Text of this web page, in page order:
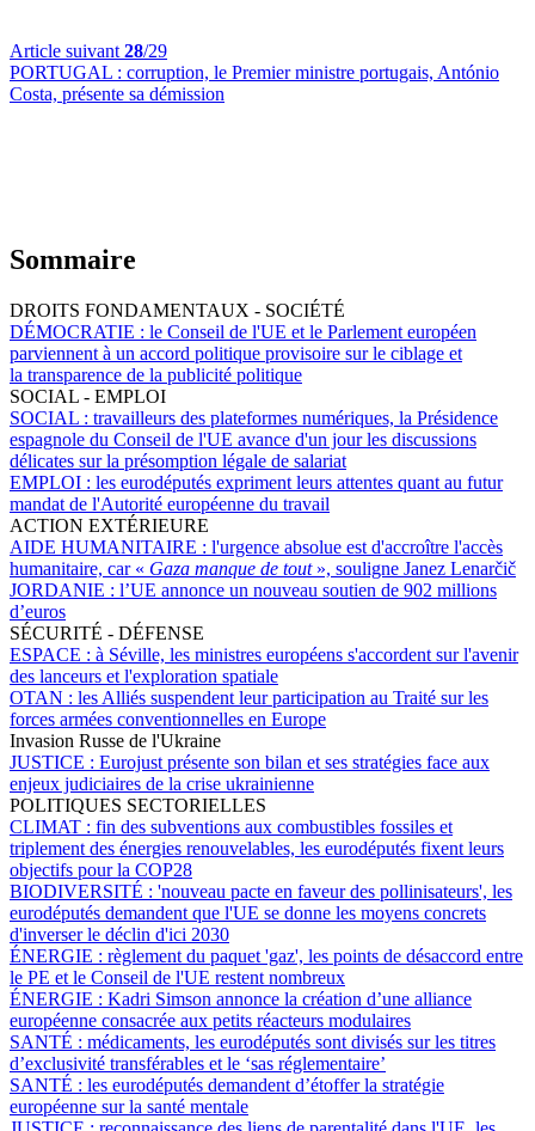
Article suivant 28/29
PORTUGAL : corruption, le Premier ministre portugais, António
Costa, présente sa démission
Sommaire
DROITS FONDAMENTAUX - SOCIÉTÉ
DÉMOCRATIE : le Conseil de l'UE et le Parlement européen
parviennent à un accord politique provisoire sur le ciblage et
la transparence de la publicité politique
SOCIAL - EMPLOI
SOCIAL : travailleurs des plateformes numériques, la Présidence
espagnole du Conseil de l'UE avance d'un jour les discussions
délicates sur la présomption légale de salariat
EMPLOI : les eurodéputés expriment leurs attentes quant au futur
mandat de l'Autorité européenne du travail
ACTION EXTÉRIEURE
AIDE HUMANITAIRE : l'urgence absolue est d'accroître l'accès
humanitaire, car « Gaza manque de tout », souligne Janez Lenarčič
JORDANIE : l’UE annonce un nouveau soutien de 902 millions
d’euros
SÉCURITÉ - DÉFENSE
ESPACE : à Séville, les ministres européens s'accordent sur l'avenir
des lanceurs et l'exploration spatiale
OTAN : les Alliés suspendent leur participation au Traité sur les
forces armées conventionnelles en Europe
Invasion Russe de l'Ukraine
JUSTICE : Eurojust présente son bilan et ses stratégies face aux
enjeux judiciaires de la crise ukrainienne
POLITIQUES SECTORIELLES
CLIMAT : fin des subventions aux combustibles fossiles et
triplement des énergies renouvelables, les eurodéputés fixent leurs
objectifs pour la COP28
BIODIVERSITÉ : 'nouveau pacte en faveur des pollinisateurs', les
eurodéputés demandent que l'UE se donne les moyens concrets
d'inverser le déclin d'ici 2030
ÉNERGIE : règlement du paquet 'gaz', les points de désaccord entre
le PE et le Conseil de l'UE restent nombreux
ÉNERGIE : Kadri Simson annonce la création d’une alliance
européenne consacrée aux petits réacteurs modulaires
SANTÉ : médicaments, les eurodéputés sont divisés sur les titres
d’exclusivité transférables et le ‘sas réglementaire’
SANTÉ : les eurodéputés demandent d’étoffer la stratégie
européenne sur la santé mentale